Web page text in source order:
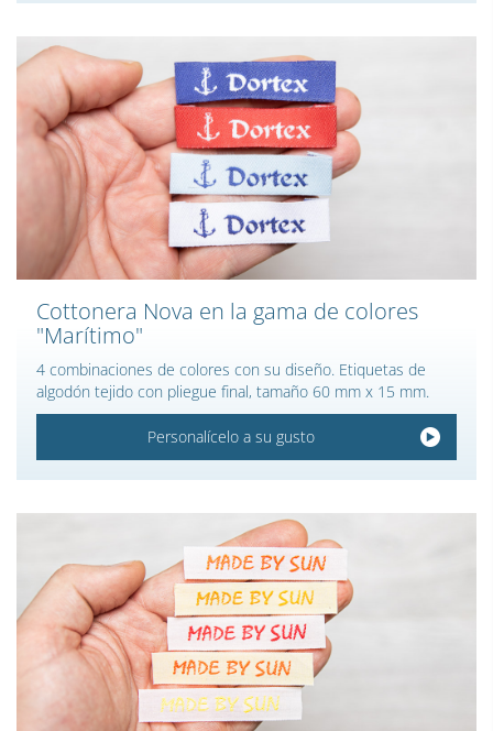
Cottonera Nova en la gama de colores
"Marítimo"
4 combinaciones de colores con su diseño. Etiquetas de
algodón tejido con pliegue final, tamaño 60 mm x 15 mm.
Personalícelo a su gusto